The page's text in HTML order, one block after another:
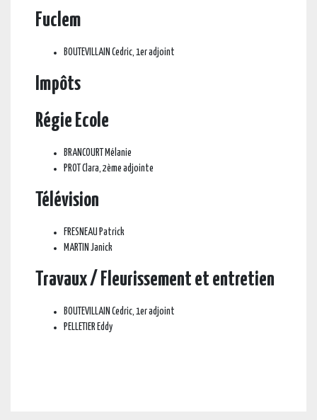
Fuclem
BOUTEVILLAIN Cedric, 1er adjoint
Impôts
Régie Ecole
BRANCOURT Mélanie
PROT Clara, 2ème adjointe
Télévision
FRESNEAU Patrick
MARTIN Janick
Travaux / Fleurissement et entretien
BOUTEVILLAIN Cedric, 1er adjoint
PELLETIER Eddy